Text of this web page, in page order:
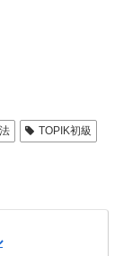
TOPIK初級